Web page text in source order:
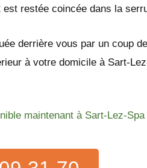
restée coincée dans la
derrière vous par un coup
à votre domicile à Sart-
maintenant à Sart-Lez-Spa